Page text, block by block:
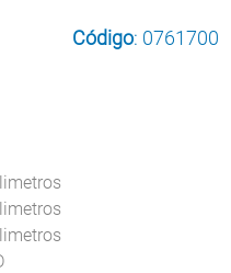
Código: 0761700